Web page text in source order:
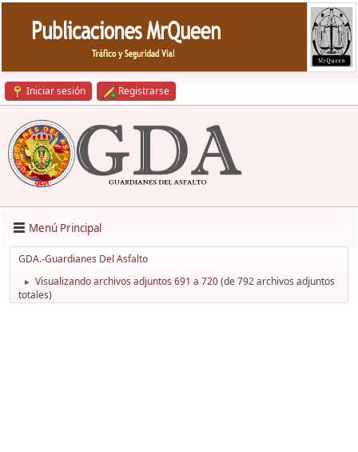
Iniciar sesión Registrarse
Menú Principal
GDA.-Guardianes Del Asfalto
► Visualizando archivos adjuntos 691 a 720(de 792 archivos adjuntos
totales)